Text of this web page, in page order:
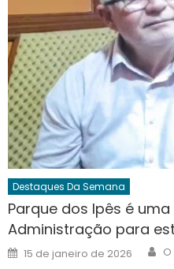
Destaques Da Semana
Parque dos Ipês é
Administração para
Posted
on
15 de janeiro de 2026